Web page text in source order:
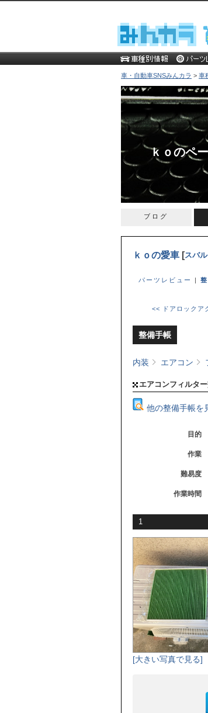
車・自動車SNSみんカラ > 車
ｋｏのペ
ブログ
ｋｏの愛車 [スバ
パーツレビュー
|
<< ドアロックア
整備手帳
内装 エアコン
エアコンフィルタ
他の整備手帳を
目的
作業
難易度
作業時間
1
[大きい写真で見る]